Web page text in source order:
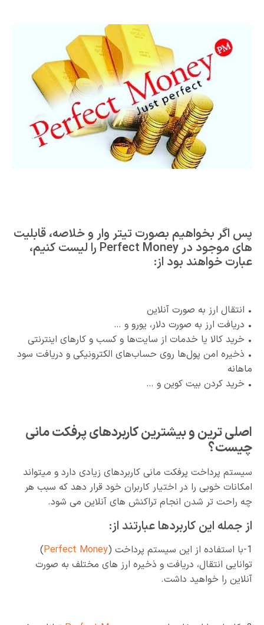
پس اگر بخواهیم بصورت تیتر وار و خلاصه، قابلیت
های موجود در Perfect Money را لیست کنیم،
عبارت خواهند بود از:
• انتقال ارز به صورت آنلاین
• دریافت ارز به صورت دلار، یورو و …
• خرید کالا یا خدمات از سایت‌ها و کسب و کارهای اینترنتی
• ذخیره امن پول‌ها روی حساب‌های الکترونیکی و دریافت سود
ماهانه
• خرید کردن بیت کوین و …
اصلی ترین و بیشترین کاربردهای پرفکت مانی
چیست؟
سیستم پرداخت پرفکت مانی کاربردهای زیادی دارد و میتواند
امکانات خوبی را در اختیار کاربران خود قرار دهد که سبب هر
چه راحت تر شدن انجام تراکنش های آنلاین می شود.
از جمله این کاربردها عبارتند از:
1-با استفاده از این سیستم پرداخت ( Perfect Money
)
توانایی انتقال، دریافت و ذخیره ارز های مختلف به صورت
آنلاین را خواهید داشت.